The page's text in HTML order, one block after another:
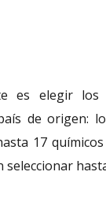
es elegir los
de origen:
17